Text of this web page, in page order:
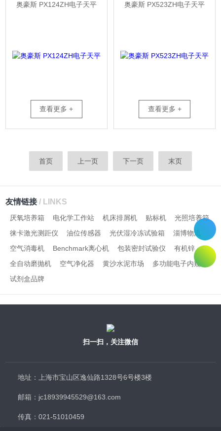
奥豪斯 PX124ZH电子天平
查看更多 +
奥豪斯 PX523ZH电子天平
查看更多 +
首页 上一页 下一页 末页
友情链接/ LINKS
厌氧培养箱 电化学工作站 机床排屑机 贴标机
光照培养箱
徕卡激光测距仪
油位传感器 光伏湿冷冻试验箱
淄博物流
空气消毒机
Benchmark离心机 包装密封试验仪
有机锌
全自动磨抛机
空气净化器 黄沙水泥市场
多功能电子内窥镜
试剂盒品牌
扫一扫，关注微信
地址：上海市宝山区逸仙路1328号6号楼3楼
邮箱：jc18939945529@163.com
传真：021-51010459